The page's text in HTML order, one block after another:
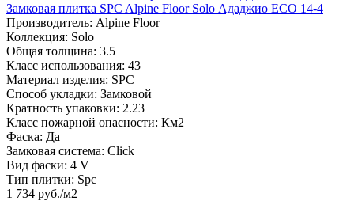
Замковая плитка SPC Alpine Floor Solo Ададжио ЕСО 14-4
Производитель: Alpine Floor
Коллекция: Solo
Общая толщина: 3.5
Класс использования: 43
Материал изделия: SPC
Способ укладки: Замковой
Кратность упаковки: 2.23
Класс пожарной опасности: Км2
Фаска: Да
Замковая система: Click
Вид фаски: 4 V
Тип плитки: Spc
1 734 руб./м2